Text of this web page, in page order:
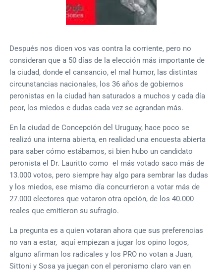
Después nos dicen vos vas contra la corriente, pero no
consideran que a 50 días de la elección más importante de
la ciudad, donde el cansancio, el mal humor, las distintas
circunstancias nacionales, los 36 años de gobiernos
peronistas en la ciudad han saturados a muchos y cada día
peor, los miedos e dudas cada vez se agrandan más.
En la ciudad de Concepción del Uruguay, hace poco se
realizó una interna abierta, en realidad una encuesta abierta
para saber cómo estábamos, si bien hubo un candidato
peronista el Dr. Lauritto como el más votado saco más de
13.000 votos, pero siempre hay algo para sembrar las dudas
y los miedos, ese mismo día concurrieron a votar más de
27.000 electores que votaron otra opción, de los 40.000
reales que emitieron su sufragio.
La pregunta es a quien votaran ahora que sus preferencias
no van a estar, aquí empiezan a jugar los opino logos,
alguno afirman los radicales y los PRO no votan a Juan,
Sittoni y Sosa ya juegan con el peronismo claro van en